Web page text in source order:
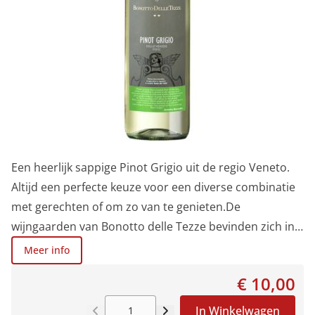
Een heerlijk sappige Pinot Grigio uit de regio Veneto.
Altijd een perfecte keuze voor een diverse combinatie
met gerechten of om zo van te genieten.De
wijngaarden van Bonotto delle Tezze bevinden zich in
Romanziol, dicht bij de Adriatische kust, boven Venetië.
De ondergrond bestaat uit grind en klei. Na uitdunnen
van de druivelaar in de lente volgt de oogst op het
einde van de zomer. Na een kort schilcontact met de
Meer info
€ 10,00
In Winkelwagen